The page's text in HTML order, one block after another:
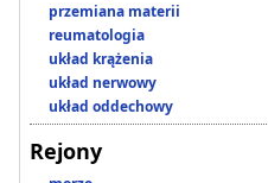
przemiana materii
reumatologia
układ krążenia
układ nerwowy
układ oddechowy
Rejony